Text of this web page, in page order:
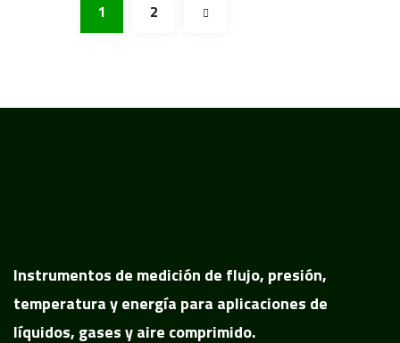
1 2
Instrumentos de medición de flujo, presión,
temperatura y energía para aplicaciones de
líquidos, gases y aire comprimido.